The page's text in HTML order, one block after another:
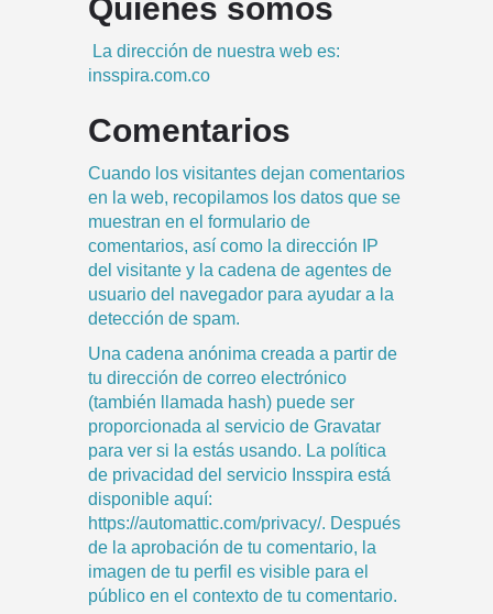
Quiénes somos
La dirección de nuestra web es:
insspira.com.co
Comentarios
Cuando los visitantes dejan comentarios
en la web, recopilamos los datos que se
muestran en el formulario de
comentarios, así como la dirección IP
del visitante y la cadena de agentes de
usuario del navegador para ayudar a la
detección de spam.
Una cadena anónima creada a partir de
tu dirección de correo electrónico
(también llamada hash) puede ser
proporcionada al servicio de Gravatar
para ver si la estás usando. La política
de privacidad del servicio Insspira está
disponible aquí:
https://automattic.com/privacy/. Después
de la aprobación de tu comentario, la
imagen de tu perfil es visible para el
público en el contexto de tu comentario.